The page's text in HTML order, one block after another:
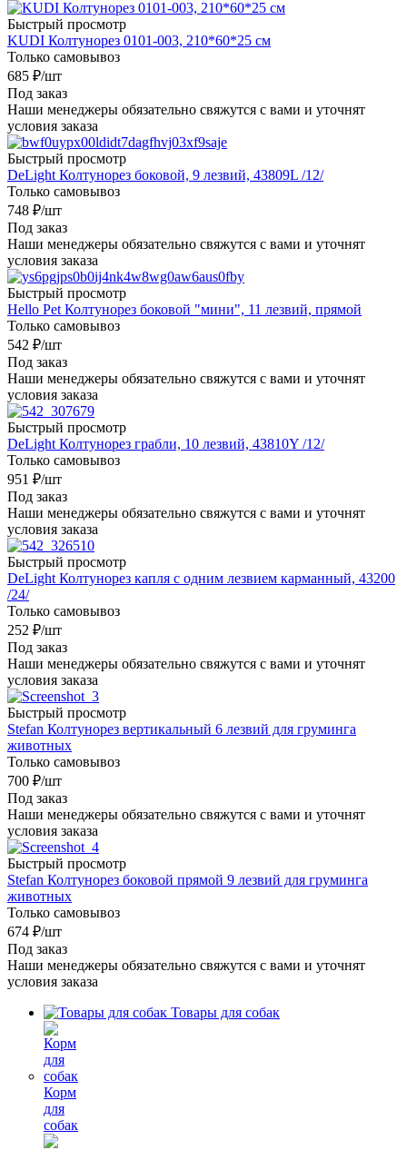
Быстрый просмотр
KUDI Колтунорез 0101-003, 210*60*25 см
Только самовывоз
685 ₽/шт
Под заказ
Наши менеджеры обязательно свяжутся с вами и уточнят
условия заказа
Быстрый просмотр
DeLight Колтунорез боковой, 9 лезвий, 43809L /12/
Только самовывоз
748 ₽/шт
Под заказ
Наши менеджеры обязательно свяжутся с вами и уточнят
условия заказа
Быстрый просмотр
Hello Pet Колтунорез боковой "мини", 11 лезвий, прямой
Только самовывоз
542 ₽/шт
Под заказ
Наши менеджеры обязательно свяжутся с вами и уточнят
условия заказа
Быстрый просмотр
DeLight Колтунорез грабли, 10 лезвий, 43810Y /12/
Только самовывоз
951 ₽/шт
Под заказ
Наши менеджеры обязательно свяжутся с вами и уточнят
условия заказа
Быстрый просмотр
DeLight Колтунорез капля с одним лезвием карманный, 43200
/24/
Только самовывоз
252 ₽/шт
Под заказ
Наши менеджеры обязательно свяжутся с вами и уточнят
условия заказа
Быстрый просмотр
Stefan Колтунорез вертикальный 6 лезвий для груминга
животных
Только самовывоз
700 ₽/шт
Под заказ
Наши менеджеры обязательно свяжутся с вами и уточнят
условия заказа
Быстрый просмотр
Stefan Колтунорез боковой прямой 9 лезвий для груминга
животных
Только самовывоз
674 ₽/шт
Под заказ
Наши менеджеры обязательно свяжутся с вами и уточнят
условия заказа
Товары для собак
Корм
для
собак